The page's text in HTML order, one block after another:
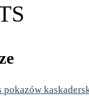
pokazów